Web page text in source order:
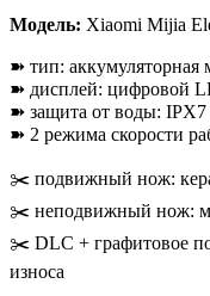
Модель: Xiaomi Mijia
➽ тип: аккумуляторная
➽ дисплей: цифровой
➽ защита от воды:
➽ 2 режима скорости
✂️ подвижный нож:
✂️ неподвижный нож:
✂️ DLC + графитовое
износа